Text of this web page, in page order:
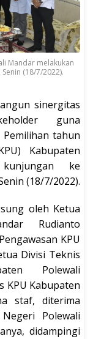
Mandar melakukan
(18/7/2022).
sinergitas
guna
tahun
Kabupaten
ke
(18/7/2022).
oleh Ketua
Rudianto
KPU
Divisi Teknis
Polewali
KPU Kabupaten
staf, diterima
Polewali
didampingi